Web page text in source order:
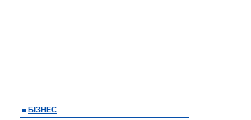
БІЗНЕС